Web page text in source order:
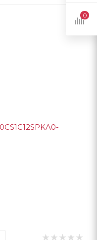
0